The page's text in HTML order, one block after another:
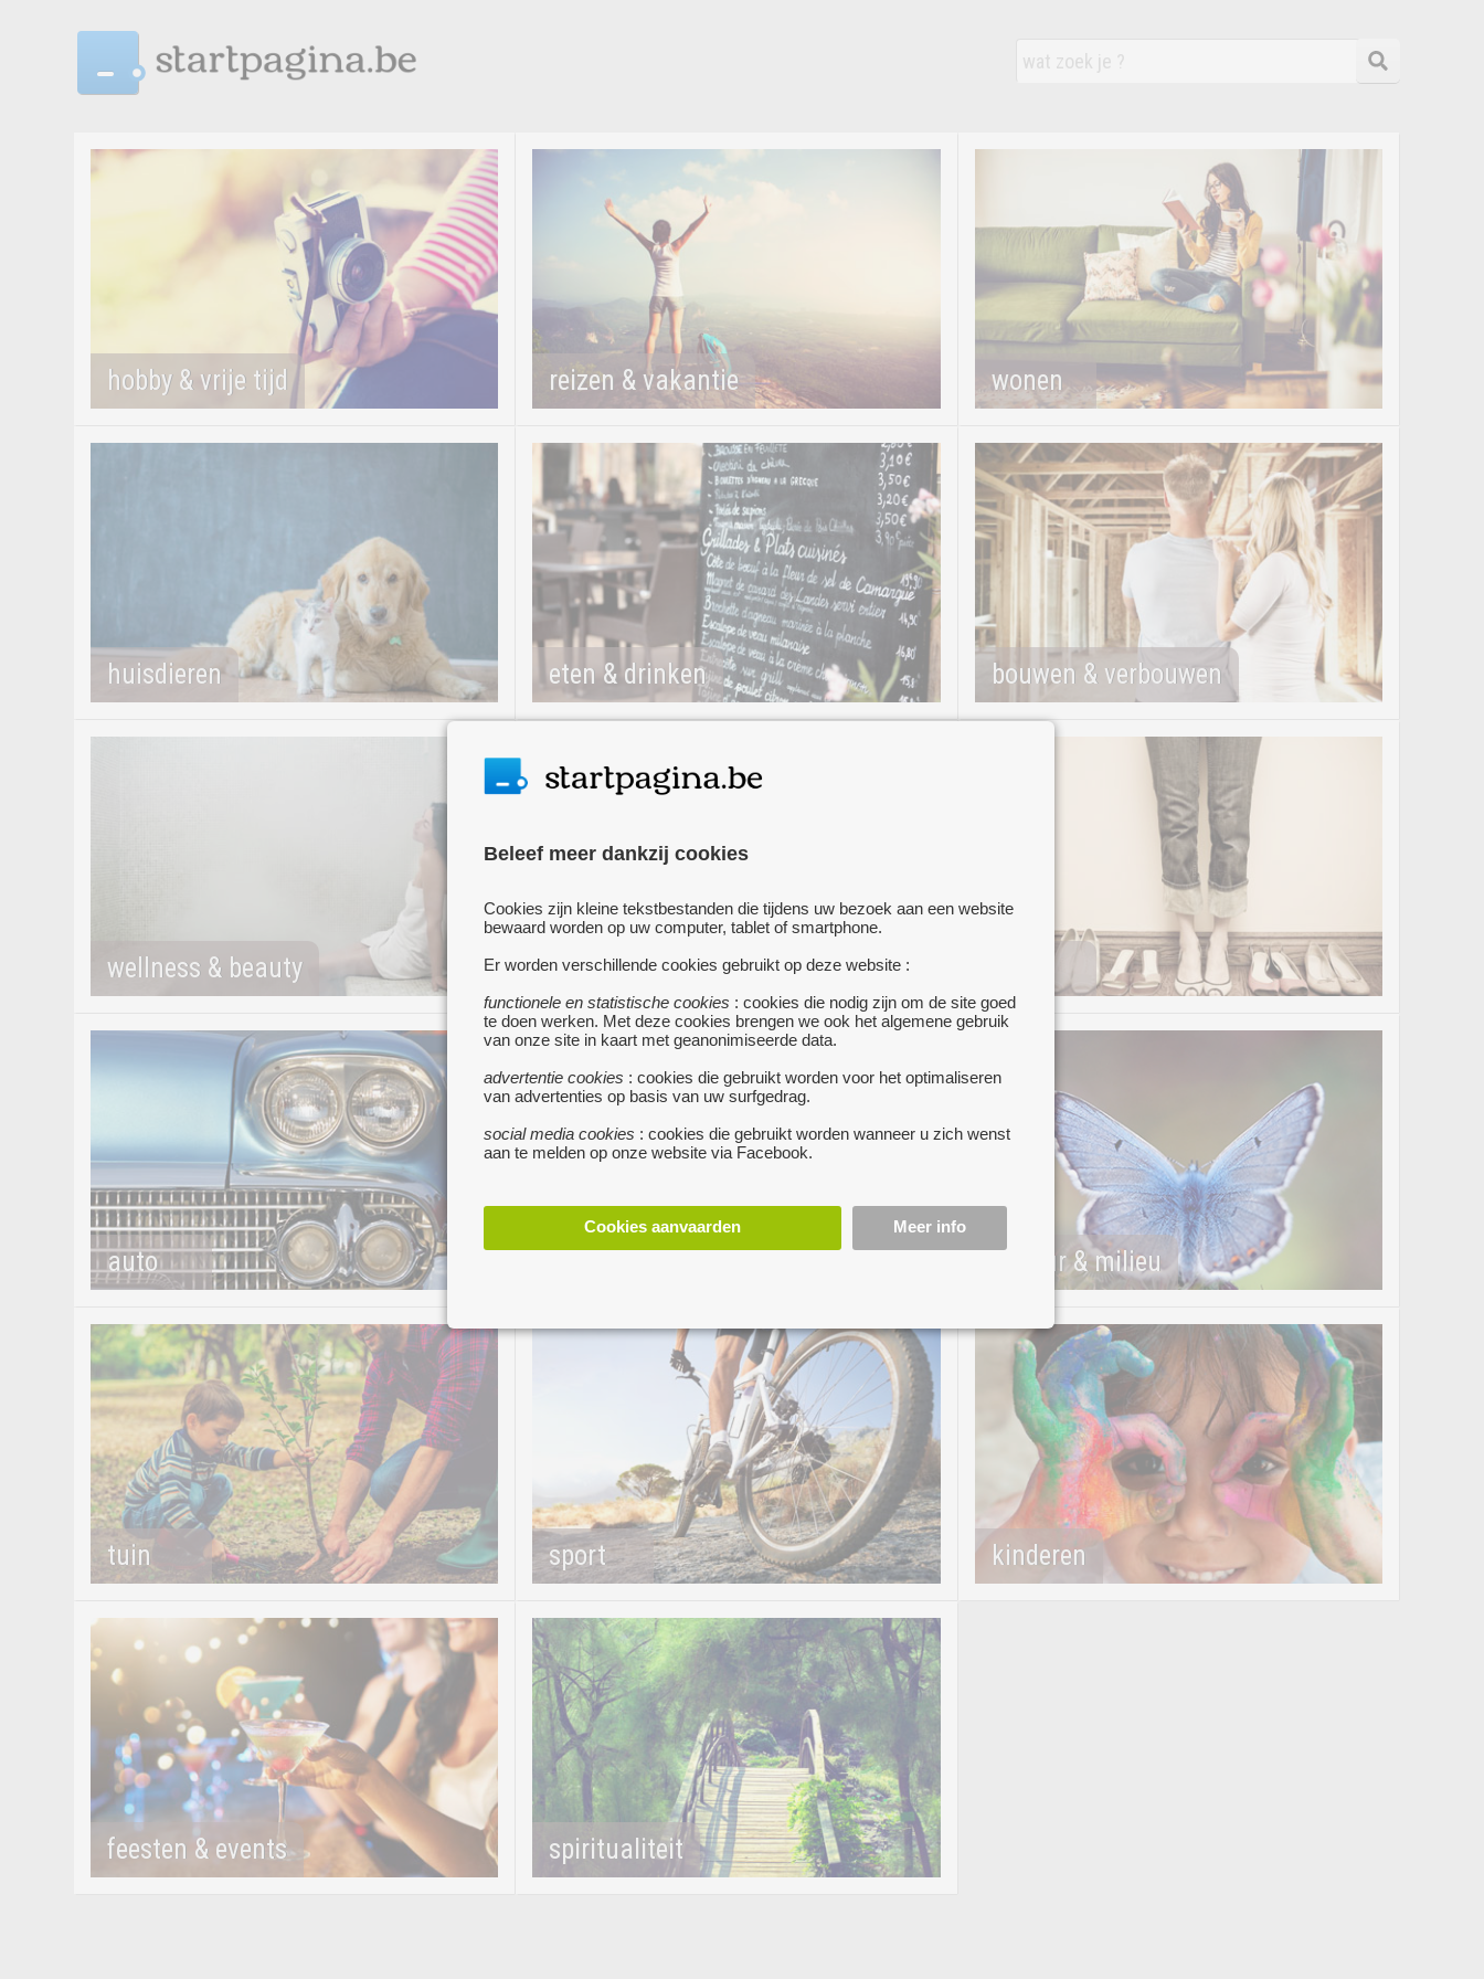
Beleef meer dankzij cookies
Cookies zijn kleine tekstbestanden die tijdens uw bezoek aan een website
bewaard worden op uw computer, tablet of smartphone.
Er worden verschillende cookies gebruikt op deze website :
functionele en statistische cookies : cookies die nodig zijn om de site goed
te doen werken. Met deze cookies brengen we ook het algemene gebruik
van onze site in kaart met geanonimiseerde data.
advertentie cookies : cookies die gebruikt worden voor het optimaliseren
van advertenties op basis van uw surfgedrag.
social media cookies : cookies die gebruikt worden wanneer u zich wenst
aan te melden op onze website via Facebook.
Cookies aanvaarden Meer info
_
hobby & vrije tijd reizen & vakantie wonen
huisdieren eten & drinken bouwen & verbouwen
wellness & beauty kunst & cultuur
auto natuur & milieu
tuin sport kinderen
feesten & events spiritualiteit